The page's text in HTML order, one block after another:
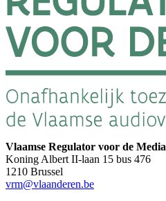
Vlaamse Regulator voor de Media
Koning Albert II-laan 15 bus 476
1210 Brussel
vrm@vlaanderen.be